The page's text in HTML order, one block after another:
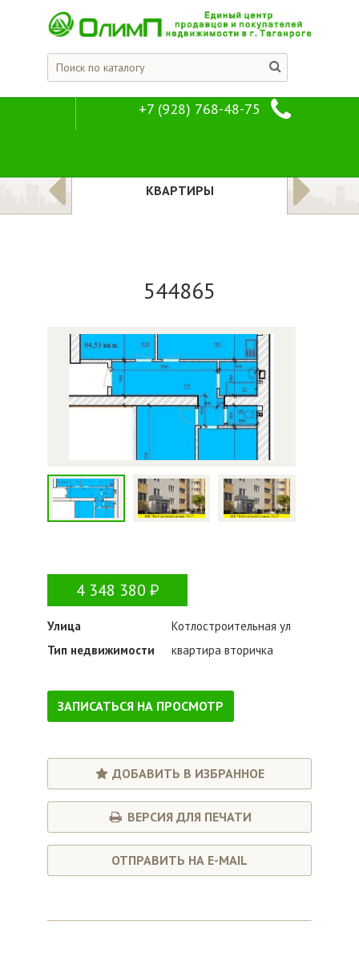
+7 (928) 768-48-75
КВАРТИРЫ
544865
4 348 380
Улица
Котлостроительная ул
Тип недвижимости
квартира вторичка
ЗАПИСАТЬСЯ НА ПРОСМОТР
ДОБАВИТЬ В ИЗБРАННОЕ
ВЕРСИЯ ДЛЯ ПЕЧАТИ
ОТПРАВИТЬ НА E-MAIL